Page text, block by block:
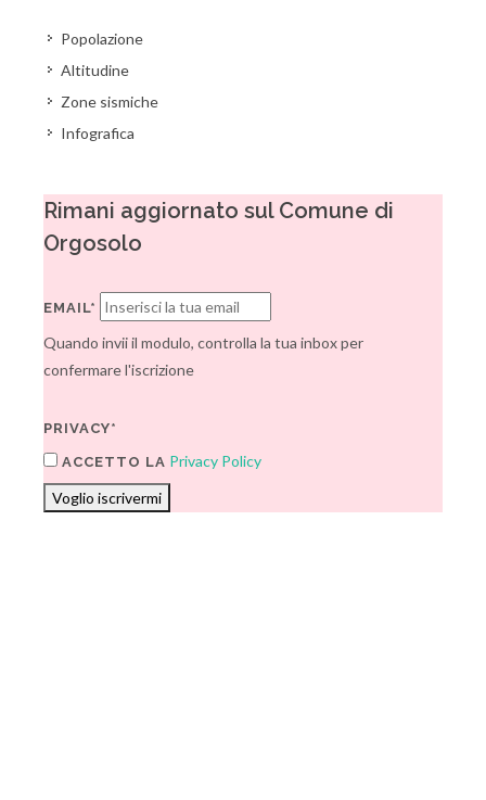
Popolazione
Altitudine
Zone sismiche
Infografica
Rimani aggiornato sul Comune di
Orgosolo
EMAIL*
Quando invii il modulo, controlla la tua inbox per
confermare l'iscrizione
PRIVACY*
ACCETTO LA Privacy Policy
Voglio iscrivermi